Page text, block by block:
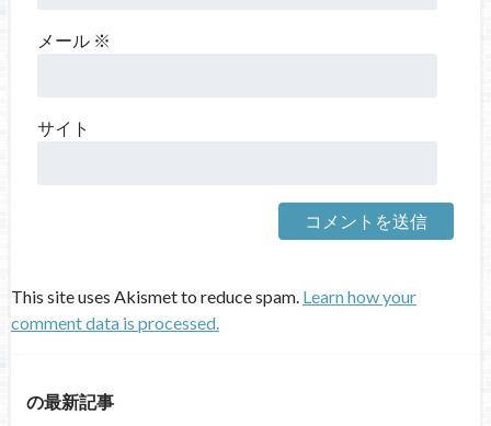
メール ※
サイト
This site uses Akismet to reduce spam. Learn how your
comment data is processed.
の最新記事